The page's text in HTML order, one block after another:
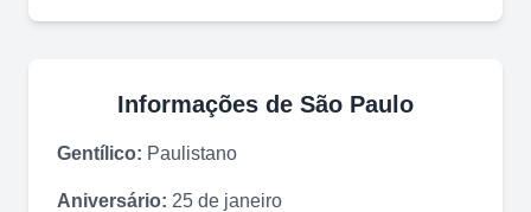
Informações de São Paulo
Gentílico: Paulistano
Aniversário: 25 de janeiro